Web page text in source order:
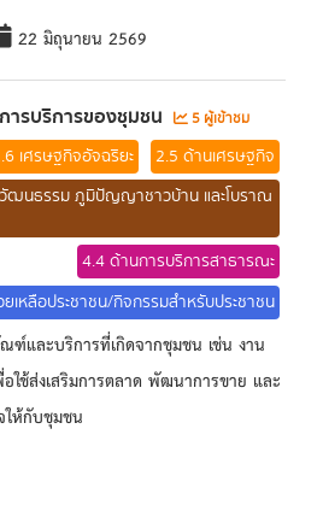
22 มิถุนายน 2569
รบริการของชุมชน 5 ผู้เข้าชม
เศรษฐกิจอัจฉริยะ
2.5 ด้านเศรษฐกิจ
วัฒนธรรม ภูมิปัญญาชาวบ้าน และโบราณ
4.4 ด้านการบริการสาธารณะ
เหลือประชาชน/กิจกรรมสำหรับประชาชน
ฑ์และบริการที่เกิดจากชุมชน เช่น งาน
ช้ส่งเสริมการตลาด พัฒนาการขาย และ
ให้กับชุมชน